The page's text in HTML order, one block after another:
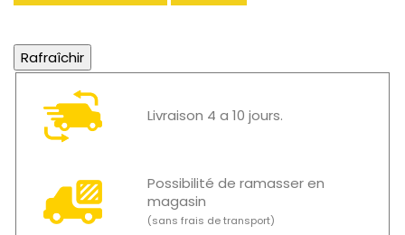
Livraison 4 a 10 jours.
Possibilité de ramasser en
magasin
(sans frais de transport)